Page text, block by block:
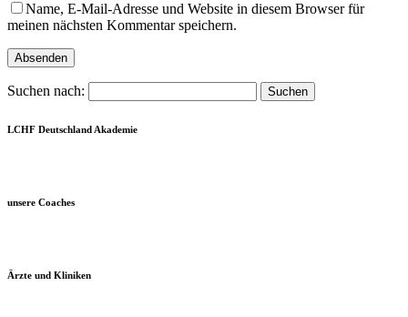
Name, E-Mail-Adresse und Website in diesem Browser für
meinen nächsten Kommentar speichern.
Suchen nach:
LCHF Deutschland Akademie
unsere Coaches
Ärzte und Kliniken